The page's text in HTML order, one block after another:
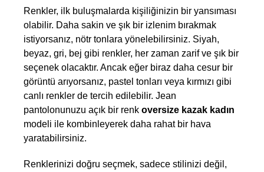
Renkler, ilk buluşmalarda kişiliğinizin bir yansıması
olabilir. Daha sakin ve şık bir izlenim bırakmak
istiyorsanız, nötr tonlara yönelebilirsiniz. Siyah,
beyaz, gri, bej gibi renkler, her zaman zarif ve şık bir
seçenek olacaktır. Ancak eğer biraz daha cesur bir
görüntü arıyorsanız, pastel tonları veya kırmızı gibi
canlı renkler de tercih edilebilir. Jean
pantolonunuzu açık bir renk oversize kazak kadın
modeli ile kombinleyerek daha rahat bir hava
yaratabilirsiniz.
Renklerinizi doğru seçmek, sadece stilinizi değil,